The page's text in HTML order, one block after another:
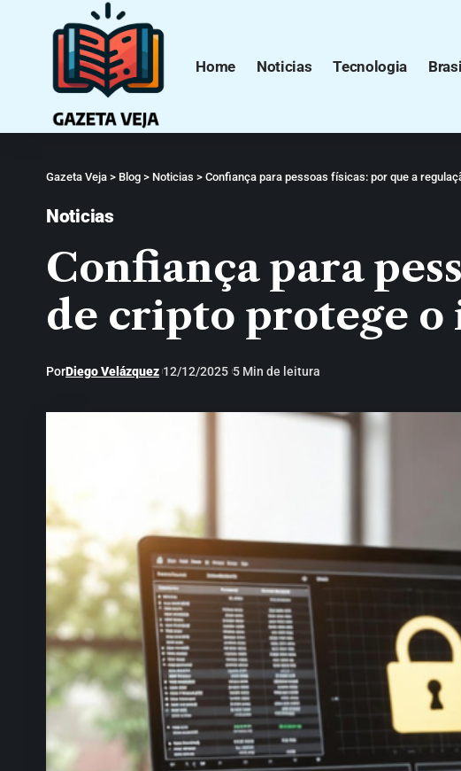
Home Noticias Tecnologia
Gazeta Veja > Blog > Noticias > Confiança para pessoas físicas: por que a
Noticias
Confiança para
de cripto protege
PorDiego Velázquez 12/12/2025 5 Min de leitura